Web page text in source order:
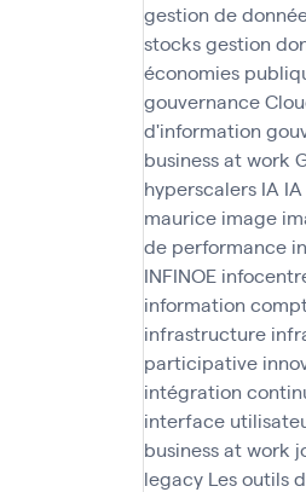
gestion de
stocksgestion
économies
gouvernance
d'information
business at work
hyperscalers IA
maurice image
de performance
INFINOE
information
infrastructure
participative
intégration
interface
business at work
legacy Les outils